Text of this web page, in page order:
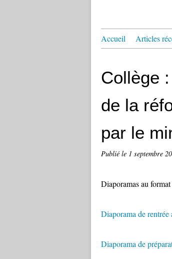
Accueil Articles
Collège
de la
par le
Publié le 1 septembre
Diaporamas au
Diaporama de rentrée
Diaporama de